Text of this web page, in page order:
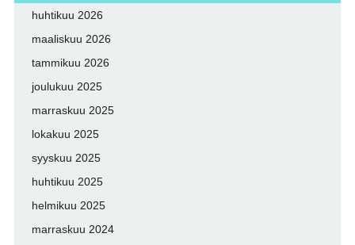
huhtikuu 2026
maaliskuu 2026
tammikuu 2026
joulukuu 2025
marraskuu 2025
lokakuu 2025
syyskuu 2025
huhtikuu 2025
helmikuu 2025
marraskuu 2024